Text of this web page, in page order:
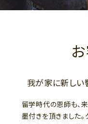
我が家に新しい
留学時代の恩師も、
墨付きを頂きました